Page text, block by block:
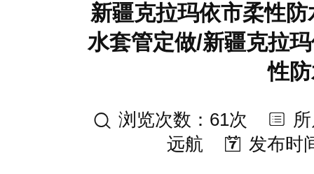
新疆克拉玛依市柔性
水套管定做/新疆克拉
性
浏览次数：61次
远航
发布时